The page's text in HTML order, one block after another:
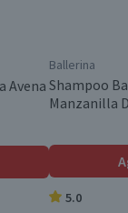
Avena
Ballerina
Shampoo
Manzanilla
5.0